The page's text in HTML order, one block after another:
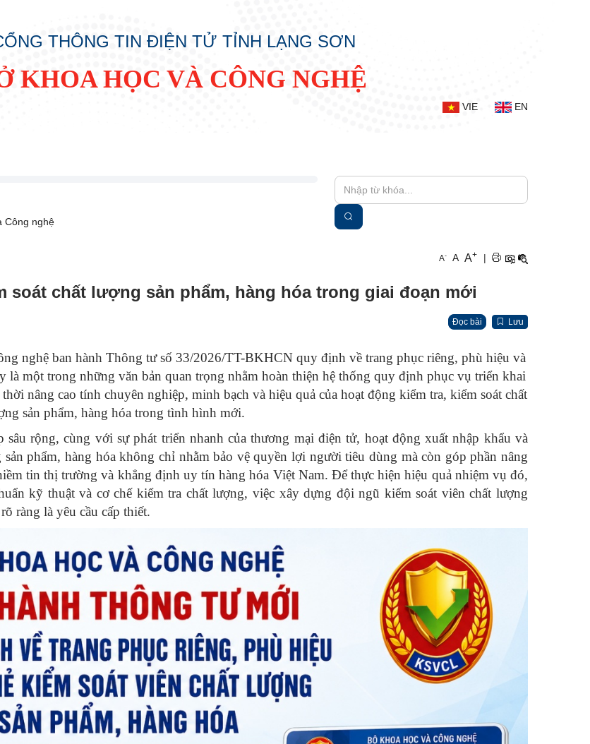
THÔNG TIN ĐIỆN TỬ TỈNH LẠNG SƠN
KHOA HỌC VÀ CÔNG NGHỆ
VIE EN
Công nghệ
A- A A+ |
chất lượng sản phẩm, hàng hóa trong giai đoạn mới
Đọc bài Lưu
nghệ ban hành Thông tư số 33/2026/TT-BKHCN quy định về trang phục riêng, phù hiệu và
là một trong những văn bản quan trọng nhằm hoàn thiện hệ thống quy định phục vụ triển khai
nâng cao tính chuyên nghiệp, minh bạch và hiệu quả của hoạt động kiểm tra, kiểm soát chất
sản phẩm, hàng hóa trong tình hình mới.
rộng, cùng với sự phát triển nhanh của thương mại điện tử, hoạt động xuất nhập khẩu và
phẩm, hàng hóa không chỉ nhằm bảo vệ quyền lợi người tiêu dùng mà còn góp phần nâng
tin thị trường và khẳng định uy tín hàng hóa Việt Nam. Để thực hiện hiệu quả nhiệm vụ đó,
kỹ thuật và cơ chế kiểm tra chất lượng, việc xây dựng đội ngũ kiểm soát viên chất lượng
ràng là yêu cầu cấp thiết.